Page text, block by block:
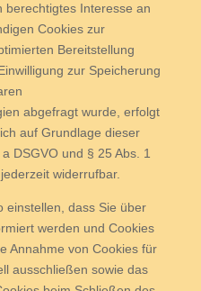
berechtigtes Interesse an
Cookies zur
Bereitstellung
zur Speicherung
abgefragt wurde, erfolgt
auf Grundlage dieser
DSGVO und § 25 Abs. 1
widerrufbar.
einstellen, dass Sie über
werden und Cookies
Annahme von Cookies für
ausschließen sowie das